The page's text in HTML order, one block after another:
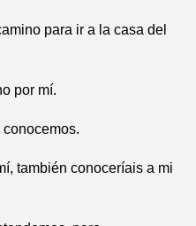
para ir a la casa del
por mí.
también conoceríais a mi